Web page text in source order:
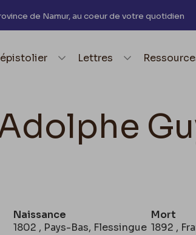
de Namur, au coeur de votre quotidien
Lettres
Naissance
1802 , Pays-Bas, Flessingue
Mort
1892 ,